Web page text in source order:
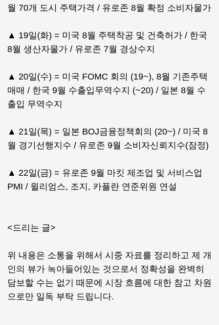
월 70개 도시 주택가격 / 유로존 8월 확정 소비자물가
▲ 19일(화) = 미국 8월 주택착공 및 건축허가 / 한국
8월 생산자물가 / 유로존 7월 경상수지
▲ 20일(수) = 미국 FOMC 회의 (19~), 8월 기존주택
매매 / 한국 9월 수출입무역수지 (~20) / 일본 8월 수
출입 무역수지
▲ 21일(목) = 일본 BOJ금융정책회의 (20~) / 미국 8
월 경기선행지수 / 유로존 9월 소비자신뢰지수(잠정)
▲ 22일(금) = 유로존 9월 마킷 제조업 및 서비스업
PMI / 윌리엄스, 조지, 카플란 연준위원 연설
<드리는 글>
위 내용은 소통을 위해서 시중 자료를 정리하고 제 개
인의 뷰가 녹아들어있는 것으로서 정확성을 완벽히
담보할 수는 없기 때문에 시장 흐름에 대한 참고 차원
으로만 일독 부탁 드립니다.